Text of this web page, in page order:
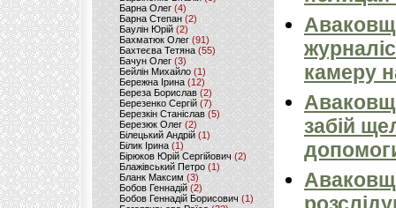
Барна Олег (4)
Барна Степан (2)
Баулін Юрій (2)
Бахматюк Олег (91)
Бахтеєва Тетяна(55)
Бачун Олег (3)
Бейлін Михайло (1)
Бережна Ірина(12)
Береза Борислав(2)
Березенко Сергій (7)
Березкін Станіслав (5)
Березюк Олег(2)
Білецький Андрій (1)
Білик Ірина (1)
Бірюков Юрій Сергійович (2)
Блажівський Петро (1)
Бланк Максим(3)
Бобов Геннадій (2)
Бобов Геннадій Борисович (1)
камеру
забій